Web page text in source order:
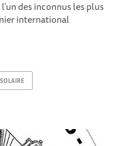
des inconnus les plus
international